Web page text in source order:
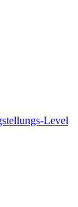
Level